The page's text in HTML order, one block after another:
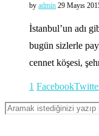
by admin 29 Mayıs
İstanbul’un adı
bugün sizlerle
cennet köşesi,
1 Facebook